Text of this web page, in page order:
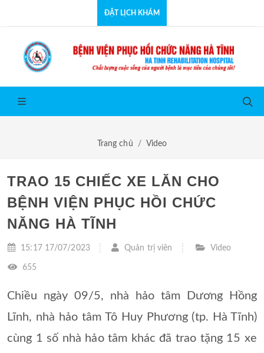
ĐẶT LỊCH KHÁM
Trang chủ Video
TRAO 15 CHIẾC XE LĂN CHO
BỆNH VIỆN PHỤC HỒI CHỨC
NĂNG HÀ TĨNH
15:17 17/07/2023 Quản trị viên Video
655
Chiều ngày 09/5, nhà hảo tâm Dương Hồng
Lĩnh, nhà hảo tâm Tô Huy Phương (tp. Hà Tĩnh)
cùng 1 số nhà hảo tâm khác đã trao tặng 15 xe